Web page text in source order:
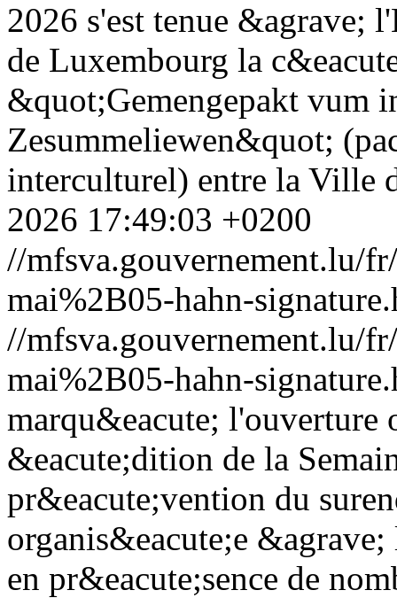
2026 s'est tenue
de Luxembourg la
&quot;Gemengepakt vum
Zesummeliewen&quot;
interculturel) entre la Ville
2026 17:49:03 +0200
//mfsva.gouvernement.lu/
mai%2B05-hahn-
//mfsva.gouvernement.lu/
mai%2B05-hahn-
marqu&eacute;
&eacute;dition de la
pr&eacute;vention du
organis&eacute;e
en pr&eacute;sence de